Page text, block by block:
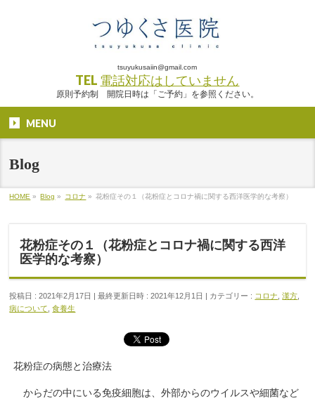
tsuyukusaiin@gmail.com
TEL 電話対応はしていません
原則予約制 開院日時は「ご予約」を参照ください。
MENU
Blog
HOME » Blog » コロナ » 花粉症その１（花粉症とコロナ禍に関する西洋医学的な考察）
花粉症その１（花粉症とコロナ禍に関する西洋
医学的な考察）
投稿日 : 2021年2月17日 最終更新日時 : 2021年12月1日 カテゴリー : コロナ ,漢方
病について ,食養生
花粉症の病態と治療法
からだの中にいる免疫細胞は、外部からのウイルスや細菌など